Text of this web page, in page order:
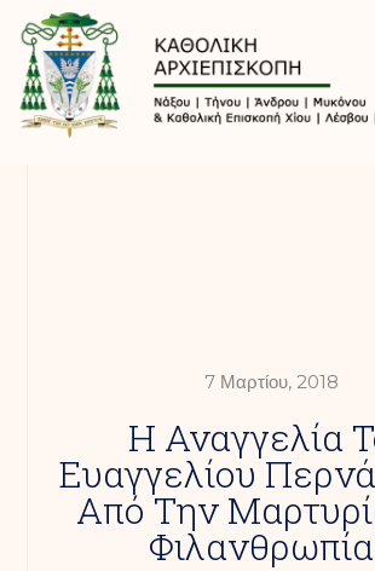
7 Μαρτίου, 2018
Η Αναγγελία
Ευαγγελίου
Από Την